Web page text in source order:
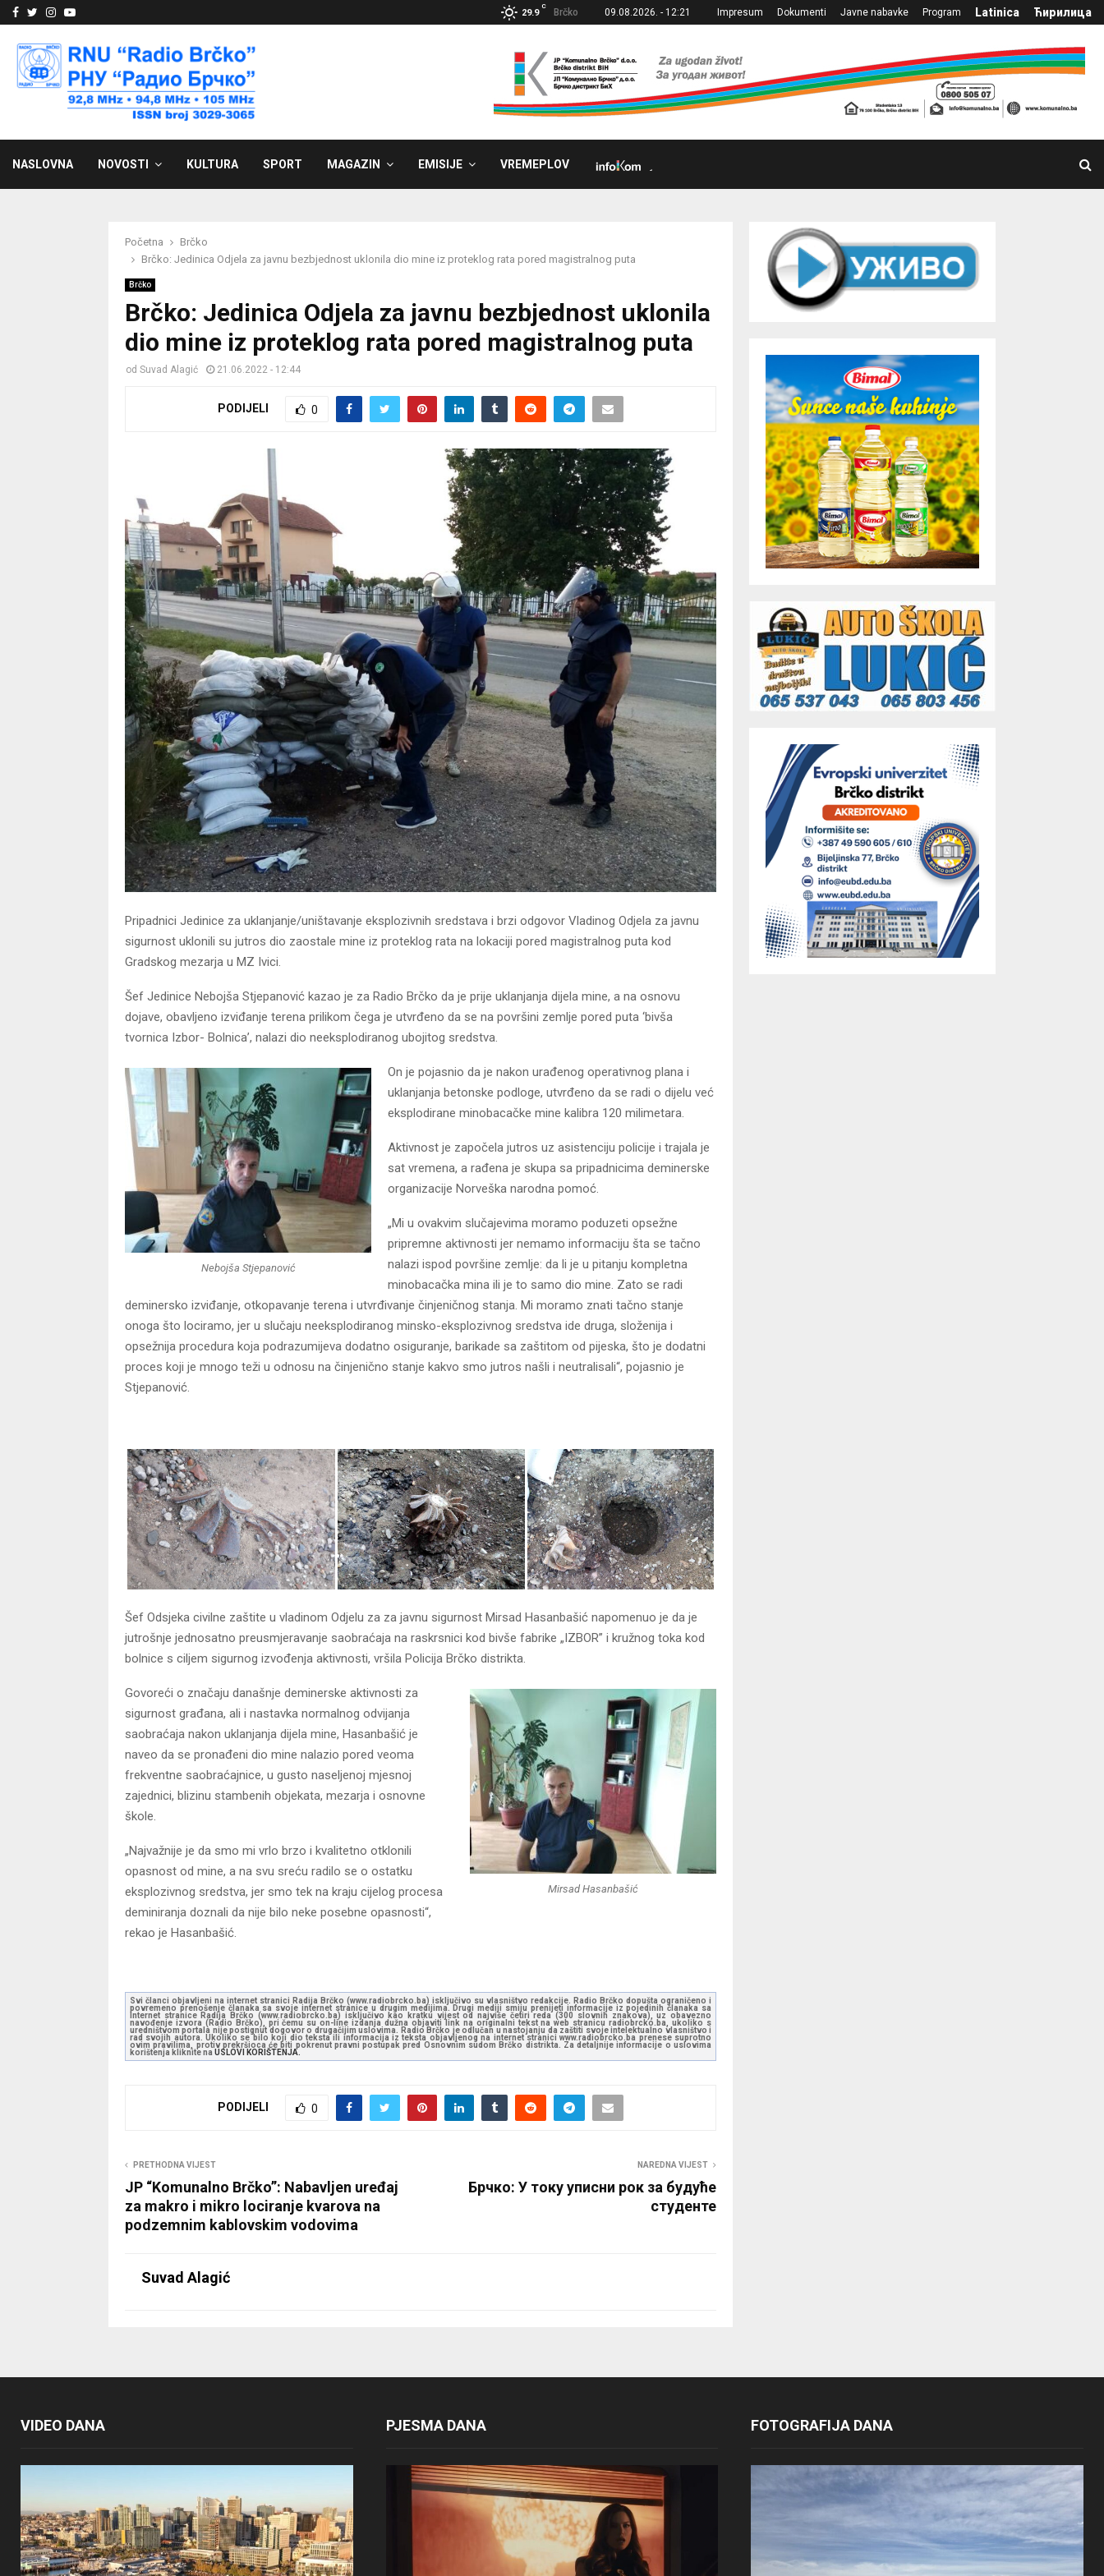
Facebook
Twitter
Instagram
Youtube 29.9
C
Brčko 09.08.2026. - 12:21 Impresum Dokumenti Javne nabavke Program Latinica Ћирилица
NASLOVNA NOVOSTI KULTURA SPORT MAGAZIN EMISIJE VREMEPLOV
Početna
Brčko
Brčko: Jedinica Odjela za javnu bezbjednost uklonila dio mine iz proteklog rata pored magistralnog puta
Brčko
Brčko: Jedinica Odjela za javnu bezbjednost uklonila
dio mine iz proteklog rata pored magistralnog puta
od Suvad Alagić 21.06.2022 - 12:44
PODIJELI 0
Pripadnici Jedinice za uklanjanje/uništavanje eksplozivnih sredstava i brzi odgovor Vladinog Odjela za javnu
sigurnost uklonili su jutros dio zaostale mine iz proteklog rata na lokaciji pored magistralnog puta kod
Gradskog mezarja u MZ Ivici.
Šef Jedinice Nebojša Stjepanović kazao je za Radio Brčko da je prije uklanjanja dijela mine, a na osnovu
dojave, obavljeno izviđanje terena prilikom čega je utvrđeno da se na površini zemlje pored puta ‘bivša
tvornica Izbor- Bolnica’, nalazi dio neeksplodiranog ubojitog sredstva.
Nebojša Stjepanović
On je pojasnio da je nakon urađenog operativnog plana i
uklanjanja betonske podloge, utvrđeno da se radi o dijelu već
eksplodirane minobacačke mine kalibra 120 milimetara.
Aktivnost je započela jutros uz asistenciju policije i trajala je
sat vremena, a rađena je skupa sa pripadnicima deminerske
organizacije Norveška narodna pomoć.
„Mi u ovakvim slučajevima moramo poduzeti opsežne
pripremne aktivnosti jer nemamo informaciju šta se tačno
nalazi ispod površine zemlje: da li je u pitanju kompletna
minobacačka mina ili je to samo dio mine. Zato se radi
deminersko izviđanje, otkopavanje terena i utvrđivanje činjeničnog stanja. Mi moramo znati tačno stanje
onoga što lociramo, jer u slučaju neeksplodiranog minsko-eksplozivnog sredstva ide druga, složenija i
opsežnija procedura koja podrazumijeva dodatno osiguranje, barikade sa zaštitom od pijeska, što je dodatni
proces koji je mnogo teži u odnosu na činjenično stanje kakvo smo jutros našli i neutralisali“, pojasnio je
Stjepanović.
Šef Odsjeka civilne zaštite u vladinom Odjelu za za javnu sigurnost Mirsad Hasanbašić napomenuo je da je
jutrošnje jednosatno preusmjeravanje saobraćaja na raskrsnici kod bivše fabrike „IZBOR” i kružnog toka kod
bolnice s ciljem sigurnog izvođenja aktivnosti, vršila Policija Brčko distrikta.
Mirsad Hasanbašić
Govoreći o značaju današnje deminerske aktivnosti za
sigurnost građana, ali i nastavka normalnog odvijanja
saobraćaja nakon uklanjanja dijela mine, Hasanbašić je
naveo da se pronađeni dio mine nalazio pored veoma
frekventne saobraćajnice, u gusto naseljenoj mjesnoj
zajednici, blizinu stambenih objekata, mezarja i osnovne
škole.
„Najvažnije je da smo mi vrlo brzo i kvalitetno otklonili
opasnost od mine, a na svu sreću radilo se o ostatku
eksplozivnog sredstva, jer smo tek na kraju cijelog procesa
deminiranja doznali da nije bilo neke posebne opasnosti“,
rekao je Hasanbašić.
Svi članci objavljeni na internet stranici Radija Brčko (www.radiobrcko.ba) isključivo su vlasništvo redakcije. Radio Brčko dopušta ograničeno i
povremeno prenošenje članaka sa svoje internet stranice u drugim medijima. Drugi mediji smiju prenijeti informacije iz pojedinih članaka sa
Internet stranice Radija Brčko (www.radiobrcko.ba) isključivo kao kratku vijest od najviše četiri reda (300 slovnih znakova), uz obavezno
navođenje izvora (Radio Brčko), pri čemu su on-line izdanja dužna objaviti link na originalni tekst na web stranicu radiobrcko.ba, ukoliko s
uredništvom portala nije postignut dogovor o drugačijim uslovima. Radio Brčko je odlučan u nastojanju da zaštiti svoje intelektualno vlasništvo i
rad svojih autora. Ukoliko se bilo koji dio teksta ili informacija iz teksta objavljenog na internet stranici www.radiobrcko.ba prenese suprotno
ovim pravilima, protiv prekršioca će biti pokrenut pravni postupak pred Osnovnim sudom Brčko distrikta. Za detaljnije informacije o uslovima
korištenja kliknite naUSLOVI KORIŠTENJA.
PODIJELI 0
PRETHODNA VIJEST
JP “Komunalno Brčko”: Nabavljen uređaj
za makro i mikro lociranje kvarova na
podzemnim kablovskim vodovima
NAREDNA VIJEST
Брчко: У току уписни рок за будуће
студенте
Suvad Alagić
VIDEO DANA PJESMA DANA FOTOGRAFIJA DANA